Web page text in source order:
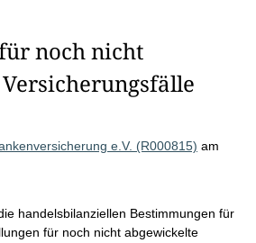
noch nicht
e.V. (R000815) am
handelsbilanziellen Bestimmungen für
für noch nicht abgewickelte